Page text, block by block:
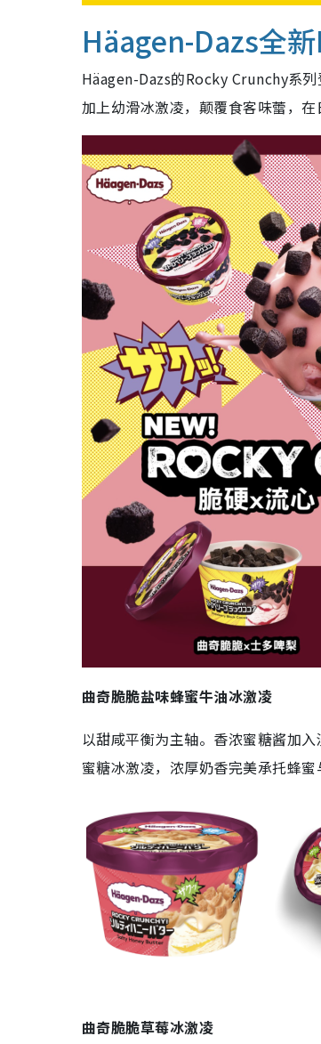
Häagen-Dazs全
Häagen-Dazs的Rocky Crunchy系
加上幼滑冰激凌，颠覆食客味蕾，在
曲奇脆脆盐味蜂蜜牛油冰激凌
以甜咸平衡为主轴。香浓蜜糖酱加
蜜糖冰激凌，浓厚奶香完美承托蜂蜜
曲奇脆脆草莓冰激凌